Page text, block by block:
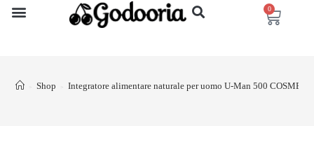
0
> Shop > Integratore alimentare naturale per uomo U-Man 500